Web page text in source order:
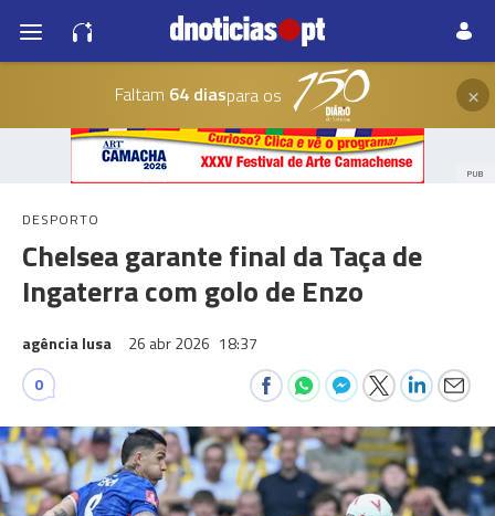
Faltam 64 diaspara os ×
PUB
DESPORTO
Chelsea garante final da Taça de
Ingaterra com golo de Enzo
agência lusa 26 abr 2026 18:37
0